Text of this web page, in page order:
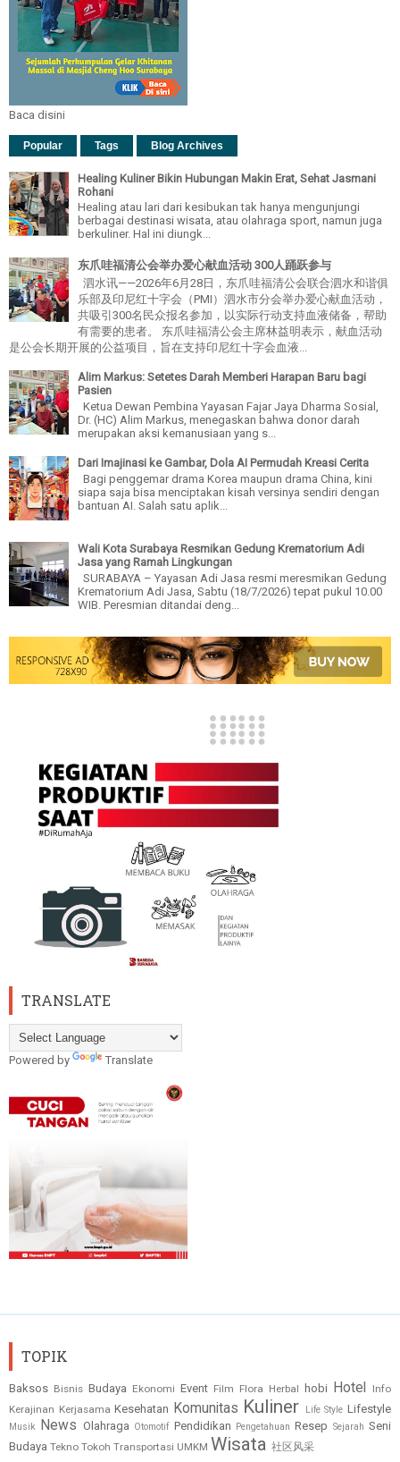
Baca disini
Popular Tags Blog Archives
Healing Kuliner Bikin Hubungan Makin Erat, Sehat Jasmani
Rohani
Healing atau lari dari kesibukan tak hanya mengunjungi
berbagai destinasi wisata, atau olahraga sport, namun juga
berkuliner. Hal ini diungk...
东爪哇福清公会举办爱心献血活动 300人踊跃参与
泗水讯——2026年6月28日，东爪哇福清公会联合泗水和谐俱
乐部及印尼红十字会（PMI）泗水市分会举办爱心献血活动，
共吸引300名民众报名参加，以实际行动支持血液储备，帮助
有需要的患者。 东爪哇福清公会主席林益明表示，献血活动
是公会长期开展的公益项目，旨在支持印尼红十字会血液...
Alim Markus: Setetes Darah Memberi Harapan Baru bagi
Pasien
Ketua Dewan Pembina Yayasan Fajar Jaya Dharma Sosial,
Dr. (HC) Alim Markus, menegaskan bahwa donor darah
merupakan aksi kemanusiaan yang s...
Dari Imajinasi ke Gambar, Dola AI Permudah Kreasi Cerita
Bagi penggemar drama Korea maupun drama China, kini
siapa saja bisa menciptakan kisah versinya sendiri dengan
bantuan AI. Salah satu aplik...
Wali Kota Surabaya Resmikan Gedung Krematorium Adi
Jasa yang Ramah Lingkungan
SURABAYA – Yayasan Adi Jasa resmi meresmikan Gedung
Krematorium Adi Jasa, Sabtu (18/7/2026) tepat pukul 10.00
WIB. Peresmian ditandai deng...
TRANSLATE
Powered by Translate
TOPIK
Baksos Bisnis Budaya Ekonomi Event Film Flora Herbal hobi Hotel
Info
Kerajinan Kerjasama Kesehatan Komunitas Kuliner Life Style Lifestyle
Musik News Olahraga Otomotif Pendidikan Pengetahuan Resep Sejarah Seni
Budaya Tekno Tokoh Transportasi UMKM Wisata 社区风采